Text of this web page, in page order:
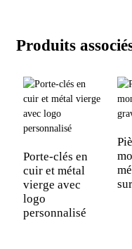
Produits
Porte-clés en
cuir et métal
vierge avec
logo
personnalisé